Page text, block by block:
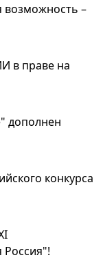
возможность –
в праве на
дополнен
конкурса
Россия"!